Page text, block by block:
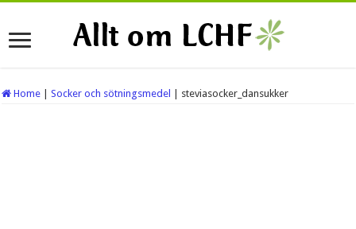
Home Socker och sötningsmedel steviasocker_dansukker